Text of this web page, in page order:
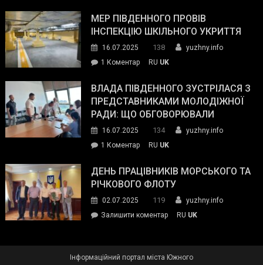
органів:
«Наш
спільний
окупанти.
Маємо
діяти
команда
ДСНС
власноруч
пожежу
у
МЕР ПІВДЕННОГО ПРОВІВ
ІНСПЕКЦІЮ ШКІЛЬНОГО УКРИТТЯ
16.07.2025 138
yuzhny.info
1 Коментардо
Південного
провів
інспекцію
укриття
RU UK
ВЛАДА ПІВДЕННОГО ЗУСТРІЛАСЯ З
ПРЕДСТАВНИКАМИ МОЛОДІЖНОЇ
РАДИ: ЩО ОБГОВОРЮВАЛИ
16.07.2025 134
yuzhny.info
1 Коментардо
Південного
зустрілася
представниками
молодіжної
обговорювали
RU UK
ДЕНЬ ПРАЦІВНИКІВ МОРСЬКОГО ТА
РІЧКОВОГО ФЛОТУ
02.07.2025 119
yuzhny.info
Залишити коментарon
RU UK
Інформаційний портал міста Южного